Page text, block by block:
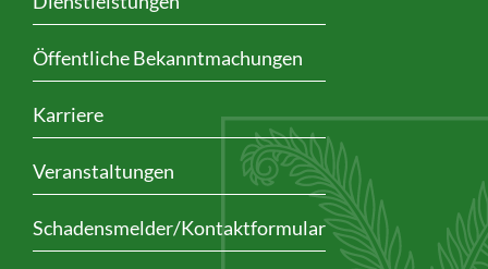
Öffentliche Bekanntmachungen
Karriere
Veranstaltungen
Schadensmelder/Kontaktformular